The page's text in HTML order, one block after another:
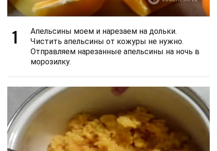
1
Апельсины моем и нарезаем на дольки.
Чистить апельсины от кожуры не нужно.
Отправляем нарезанные апельсины на ночь в
морозилку.